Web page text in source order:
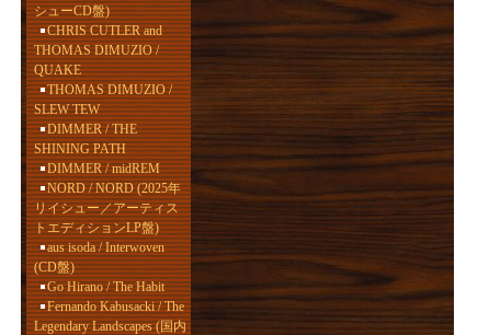
シューCD盤)
CHRIS CUTLER and
THOMAS DIMUZIO /
QUAKE
THOMAS DIMUZIO /
SLEW TEW
DIMMER / THE
SHINING PATH
DIMMER / midREM
NORD / NORD (2025年
リイシュー／アーティス
トエディションLP盤)
aus isoda / Interwoven
(CD盤)
Go Hirano / The Habit
Fernando Kabusacki / The
Legendary Landscapes (国内